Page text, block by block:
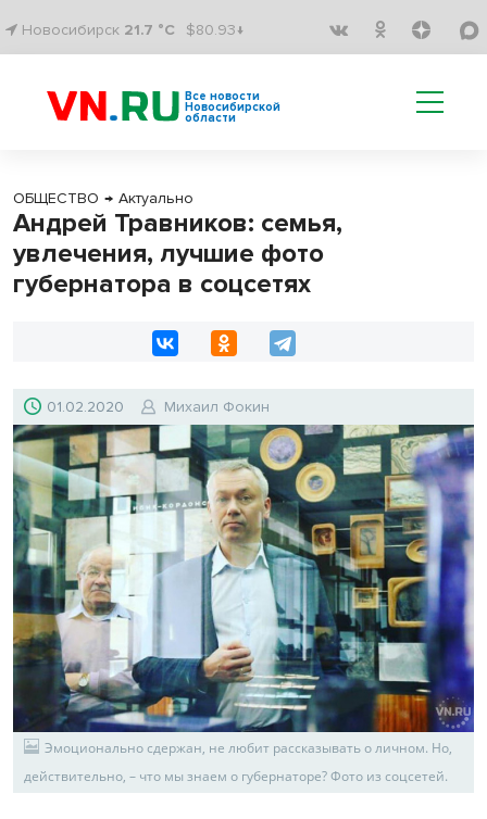
Новосибирск 21.7 °C $80.93↓
Все новости
Новосибирской
области
ОБЩЕСТВО → Актуально
Андрей Травников: семья,
увлечения, лучшие фото
губернатора в соцсетях
01.02.2020 Михаил Фокин
Эмоционально сдержан, не любит рассказывать о личном. Но,
действительно, – что мы знаем о губернаторе? Фото из соцсетей.